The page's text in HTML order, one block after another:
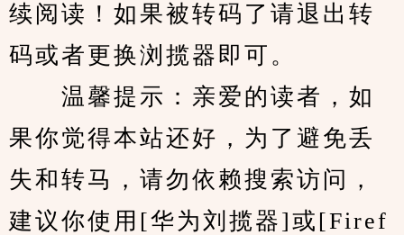
续阅读！如果被转码了请退出转
码或者更换浏揽器即可。
温馨提示：亲爱的读者，如
果你觉得本站还好，为了避免丢
失和转马，请勿依赖搜索访问，
建议你使用[华为刘揽器]或[Firef